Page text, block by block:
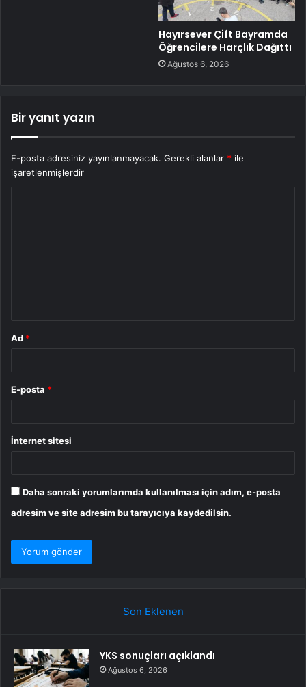
Hayırsever Çift Bayramda
Öğrencilere Harçlık Dağıttı
Ağustos 6, 2026
Bir yanıt yazın
E-posta adresiniz yayınlanmayacak. Gerekli alanlar * ile
işaretlenmişlerdir
Ad *
E-posta *
İnternet sitesi
Daha sonraki yorumlarımda kullanılması için adım, e-posta
adresim ve site adresim bu tarayıcıya kaydedilsin.
Son Eklenen
YKS sonuçları açıklandı
Ağustos 6, 2026